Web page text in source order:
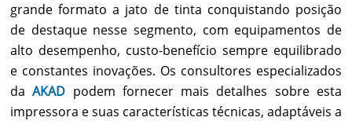
grande formato a jato de tinta conquistando posição
de destaque nesse segmento, com equipamentos de
alto desempenho, custo-benefício sempre equilibrado
e constantes inovações. Os consultores especializados
daAKAD podem fornecer mais detalhes sobre esta
impressora e suas características técnicas, adaptáveis a